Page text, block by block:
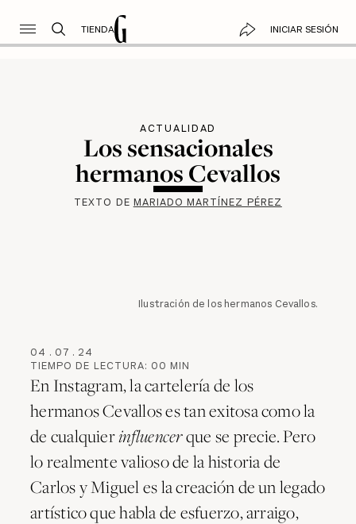
TIENDA INICIAR SESIÓN
ACTUALIDAD
Los sensacionales
hermanos Cevallos
TEXTO DE MARIADO MARTÍNEZ PÉREZ
Ilustración de los hermanos Cevallos.
04 . 07 . 24
TIEMPO DE LECTURA: 00 MIN
En Instagram, la cartelería de los
hermanos Cevallos es tan exitosa como la
de cualquierinfluencerque se precie. Pero
lo realmente valioso de la historia de
Carlos y Miguel es la creación de un legado
artístico que habla de esfuerzo, arraigo,